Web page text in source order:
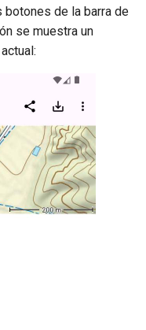
botones de la barra de
se muestra un